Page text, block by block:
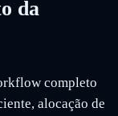
da
completo
alocação de